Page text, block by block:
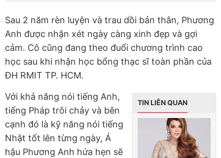
Sau 2 năm rèn luyện và trau dồi bản thân, Phương
Anh được nhận xét ngày càng xinh đẹp và gợi
cảm. Cô cũng đang theo đuổi chương trình cao
học sau khi nhận học bổng thạc sĩ toàn phần của
ĐH RMIT TP. HCM.
TIN LIÊN QUAN
Với khả năng nói tiếng Anh,
tiếng Pháp trôi chảy và bên
cạnh đó là kỹ năng nói tiếng
Nhật tốt lên từng ngày, Á
hậu Phương Anh hứa hẹn sẽ